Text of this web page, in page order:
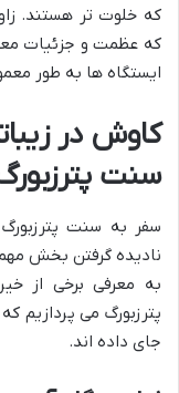
که خلوت تر هستند.
که عظمت و جزئیات
ایستگاه ها به طور
کاوش در
سنت
سفر به سنت پترزبورگ
نادیده گرفتن بخش
به معرفی برخی از
پترزبورگ می پردازیم
جای داده اند.